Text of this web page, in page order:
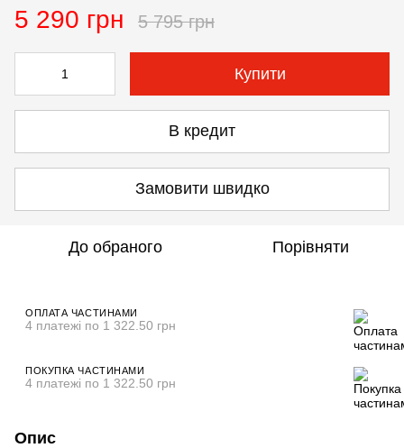
5 290 грн 5 795 грн
Купити
В кредит
Замовити швидко
До обраного Порівняти
ОПЛАТА ЧАСТИНАМИ
4 платежі по 1 322.50 грн
ПОКУПКА ЧАСТИНАМИ
4 платежі по 1 322.50 грн
Опис